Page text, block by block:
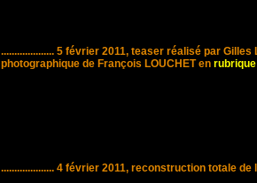
.................... 5 février 2011, teaser réalisé par Gilles
photographique de François LOUCHET en
.................... 4 février 2011, reconstruction totale de